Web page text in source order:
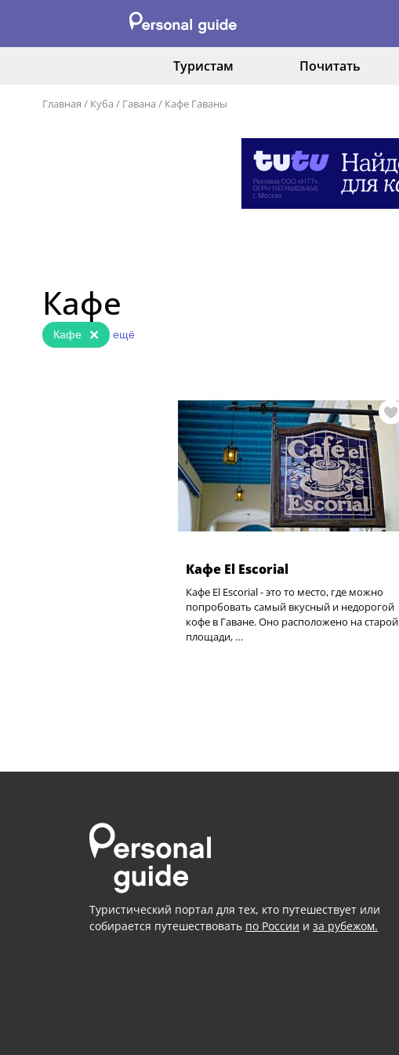
Туристам Почитать
Главная / Куба / Гавана / Кафе Гаваны
Кафе
Кафе × ещё
Кафе El Escorial
Кафе El Escorial - это то место, где можно
попробовать самый вкусный и недорогой
кофе в Гаване. Оно расположено на старой
площади, …
Туристический портал для тех, кто путешествует или
собирается путешествовать по России и за рубежом.